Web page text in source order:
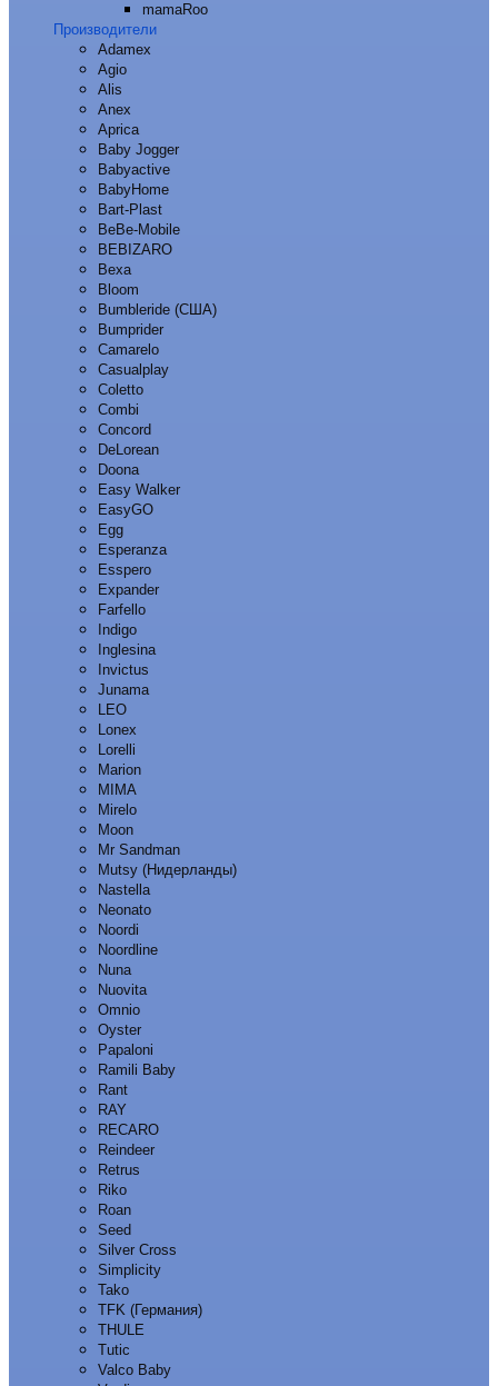
mamaRoo
Производители
Adamex
Agio
Alis
Anex
Aprica
Baby Jogger
Babyactive
BabyHome
Bart-Plast
BeBe-Mobile
BEBIZARO
Bexa
Bloom
Bumbleride (США)
Bumprider
Camarelo
Casualplay
Coletto
Combi
Concord
DeLorean
Doona
Easy Walker
EasyGO
Egg
Esperanza
Esspero
Expander
Farfello
Indigo
Inglesina
Invictus
Junama
LEO
Lonex
Lorelli
Marion
MIMA
Mirelo
Moon
Mr Sandman
Mutsy (Нидерланды)
Nastella
Neonato
Noordi
Noordline
Nuna
Nuovita
Omnio
Oyster
Papaloni
Ramili Baby
Rant
RAY
RECARO
Reindeer
Retrus
Riko
Roan
Seed
Silver Cross
Simplicity
Tako
TFK (Германия)
THULE
Tutic
Valco Baby